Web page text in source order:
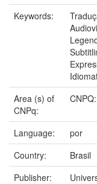
Keywords:
Area (s) of
CNPq:
Language:
por
Country:
Brasil
Publisher: